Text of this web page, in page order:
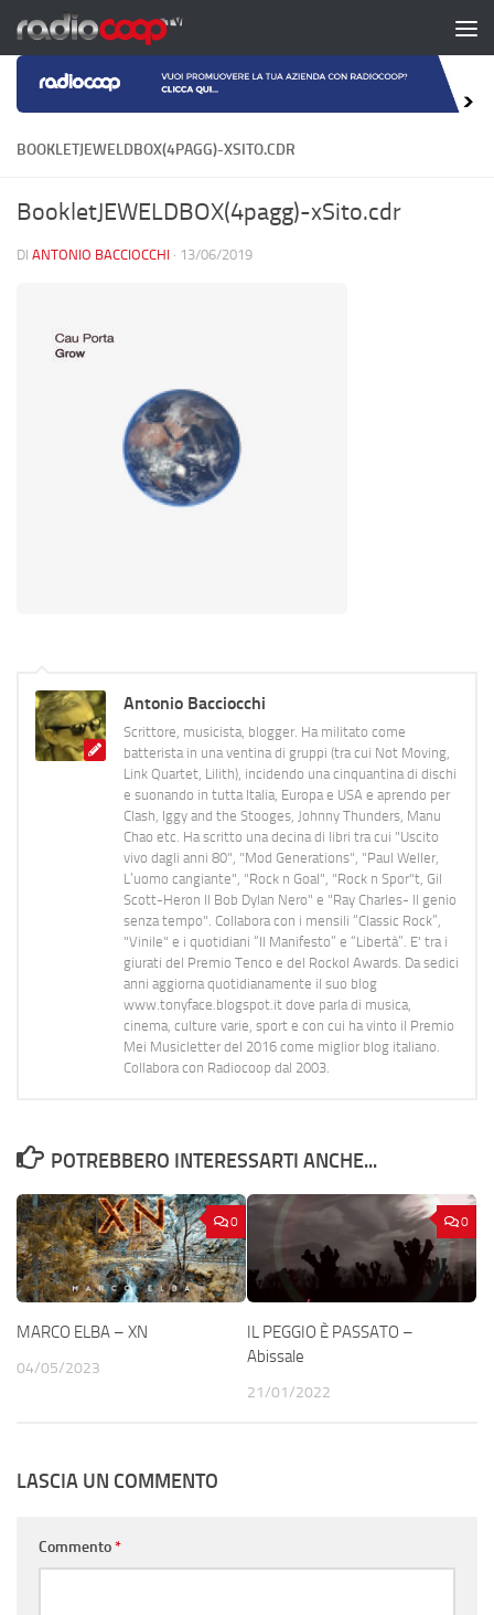
Salta al contenuto
BOOKLETJEWELDBOX(4PAGG)-XSITO.CDR
BookletJEWELDBOX(4pagg)-xSito.cdr
DI ANTONIO BACCIOCCHI · 13/06/2019
Antonio Bacciocchi
Scrittore, musicista, blogger. Ha militato come
batterista in una ventina di gruppi (tra cui Not Moving,
Link Quartet, Lilith), incidendo una cinquantina di dischi
e suonando in tutta Italia, Europa e USA e aprendo per
Clash, Iggy and the Stooges, Johnny Thunders, Manu
Chao etc. Ha scritto una decina di libri tra cui "Uscito
vivo dagli anni 80", "Mod Generations", "Paul Weller,
L’uomo cangiante", "Rock n Goal", "Rock n Spor"t, Gil
Scott-Heron Il Bob Dylan Nero" e "Ray Charles- Il genio
senza tempo". Collabora con i mensili “Classic Rock”,
"Vinile" e i quotidiani “Il Manifesto” e “Libertà”. E' tra i
giurati del Premio Tenco e del Rockol Awards. Da sedici
anni aggiorna quotidianamente il suo blog
www.tonyface.blogspot.it dove parla di musica,
cinema, culture varie, sport e con cui ha vinto il Premio
Mei Musicletter del 2016 come miglior blog italiano.
Collabora con Radiocoop dal 2003.
POTREBBERO INTERESSARTI ANCHE...
0
MARCO ELBA – XN
04/05/2023
0
IL PEGGIO È PASSATO –
Abissale
21/01/2022
LASCIA UN COMMENTO
Commento*